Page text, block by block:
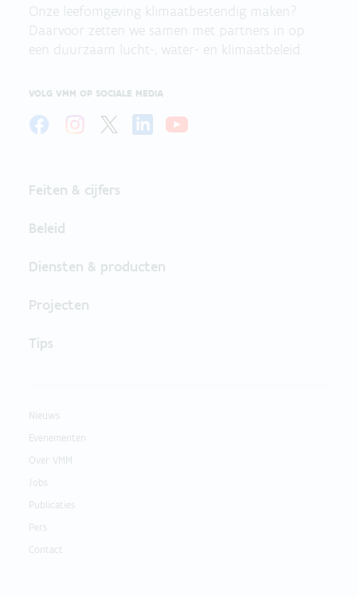
Onze leefomgeving klimaatbestendig maken?
Daarvoor zetten we samen met partners in op
een duurzaam lucht-, water- en klimaatbeleid.
VOLG VMM OP SOCIALE MEDIA
Feiten & cijfers
Beleid
Diensten & producten
Projecten
Tips
Nieuws
Evenementen
Over VMM
Jobs
Publicaties
Pers
Contact